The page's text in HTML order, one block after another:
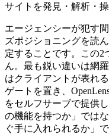
サイトを発見・解析・
エージェンシーが犯す
ズポジショニングを読
定することです。この2
ん。最も鋭い違いは網
はクライアントが表れ
ゲートを置き、
をセルフサーブで提供
の機能を持つか」では
ぐ手に入れられるか」で